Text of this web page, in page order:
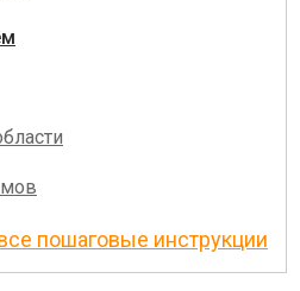
пошаговые инструкции